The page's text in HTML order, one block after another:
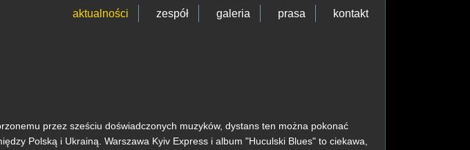
aktualności zespół galeria prasa kontakt
przez sześciu doświadczonych muzyków, dystans ten można pokonać
Polską i Ukrainą. Warszawa Kyiv Express i album "Huculski Blues" to ciekawa,